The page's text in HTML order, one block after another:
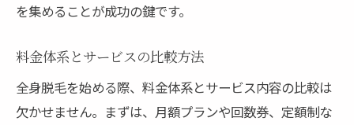
効果的なスキンケア商品の選び方
日常の紫外線対策とその重要性
長期的な美容目標の設定方法
を集めることが成功の鍵です。
料金体系とサービスの比較方法
全身脱毛を始める際、料金体系とサービス内容の比較は
欠かせません。まずは、月額プランや回数券、定額制な